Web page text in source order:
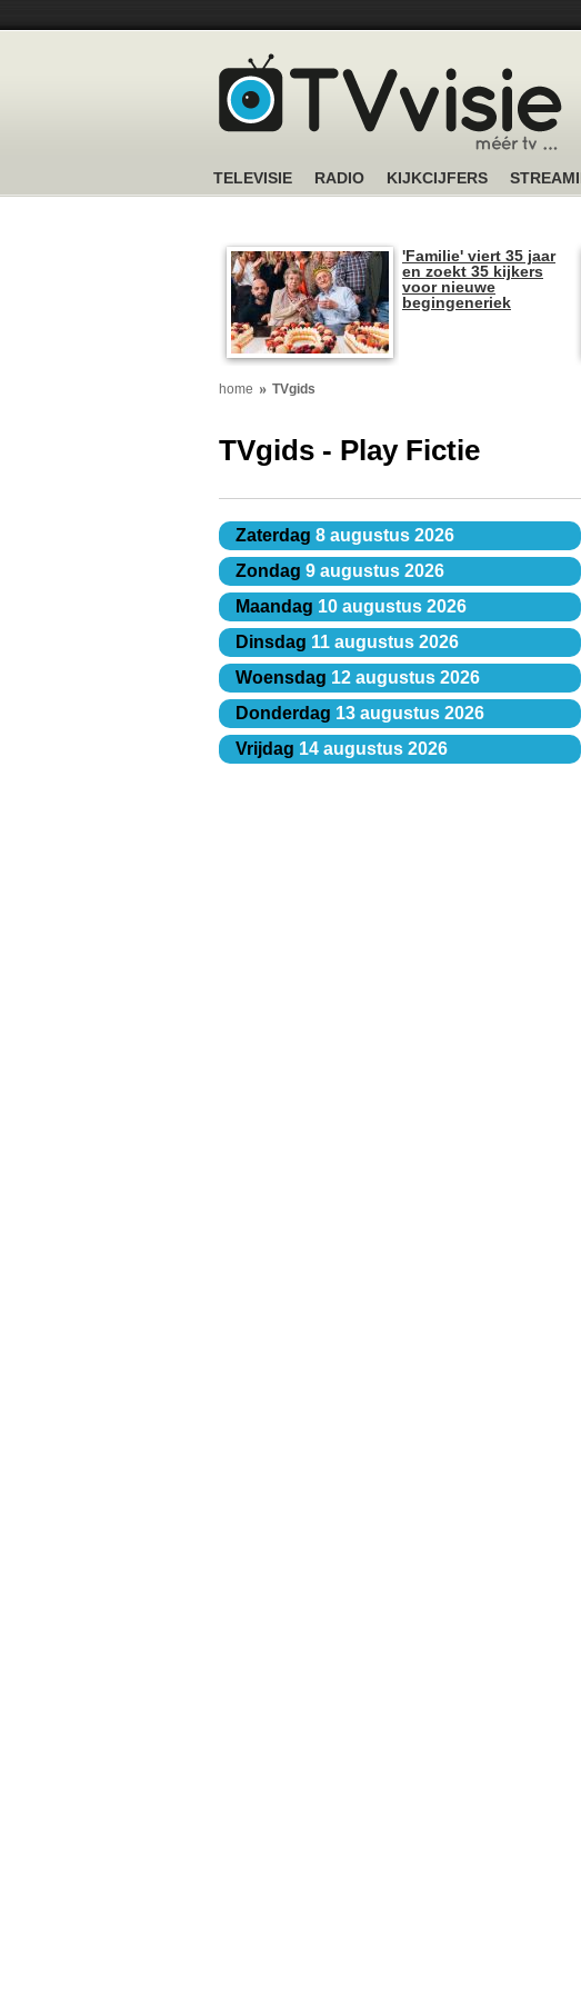
TELEVISIE RADIO KIJKCIJFERS
'Familie' viert 35 jaar
en zoekt 35 kijkers
voor nieuwe
begingeneriek
home TVgids
TVgids - Play Fictie
Zaterdag 8 augustus 2026
Zondag 9 augustus 2026
Maandag 10 augustus 2026
Dinsdag 11 augustus 2026
Woensdag 12 augustus 2026
Donderdag 13 augustus 2026
Vrijdag 14 augustus 2026